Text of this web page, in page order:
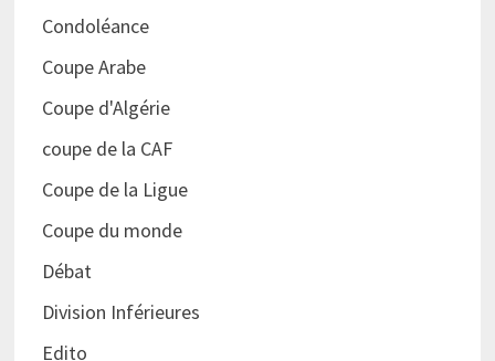
Condoléance
Coupe Arabe
Coupe d'Algérie
coupe de la CAF
Coupe de la Ligue
Coupe du monde
Débat
Division Inférieures
Edito